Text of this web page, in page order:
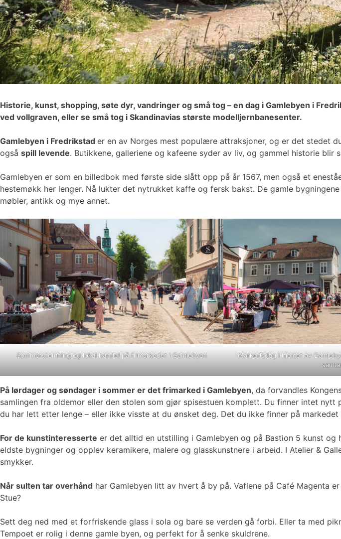
Historie, kunst, shopping, søte dyr, vandringer og små tog – en dag i Gamlebyen i
ved vollgraven, eller se små tog i Skandinavias største modelljernbanesenter.
Gamlebyen i Fredrikstad er en av Norges mest populære attraksjoner, og er det stedet
også spill levende. Butikkene, galleriene og kafeene syder av liv, og gammel historie blir
Gamlebyen er som en billedbok med første side slått opp på år 1567, men også et
hestemøkk her lenger. Nå lukter det nytrukket kaffe og fersk bakst. De gamle
møbler, antikk og mye annet.
Sommerstemning og lokal handel på frimarkedet i Gamlebyen
Markedsdag i hjertet av
På lørdager og søndager i sommer er det frimarked i Gamlebyen, da forvandles
samlingen fra oldemor eller den stolen som gjør spisestuen komplett. Du finner intet
du har lett etter lenge – eller ikke visste at du ønsket deg. Det du ikke finner på
For de kunstinteresserte er det alltid en utstilling i Gamlebyen og på Bastion 5 kunst og
eldste bygninger og opplev keramikere, malere og glasskunstnere i arbeid. I Atelier &
smykker.
Når sulten tar overhånd har Gamlebyen litt av hvert å by på. Vaflene på Café Magenta
Stue?
Sett deg ned med et forfriskende glass i sola og bare se verden gå forbi. Eller ta med
Tempoet er rolig i denne gamle byen, og perfekt for å senke skuldrene.